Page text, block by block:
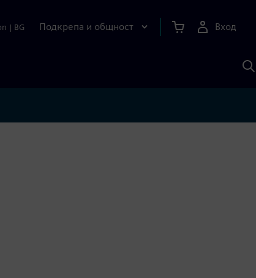
| BG Подкрепа и общност Вход
с